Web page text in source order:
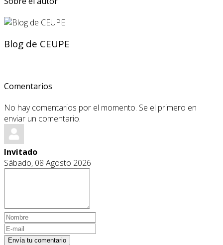
Blog de CEUPE
Comentarios
No hay comentarios por el momento. Se el primero en
enviar un comentario.
Invitado
Sábado, 08 Agosto 2026
Envía tu comentario